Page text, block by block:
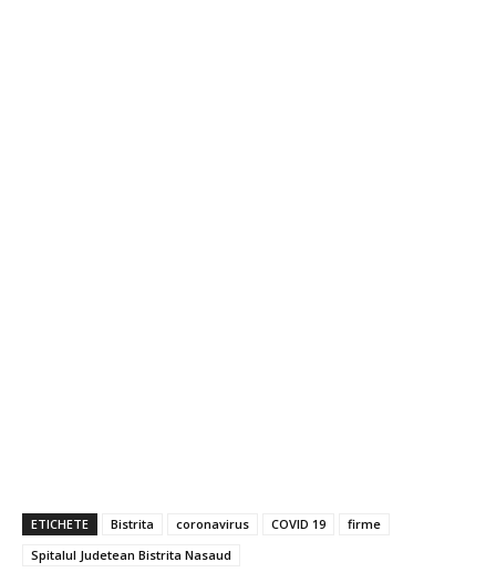
ETICHETE Bistrita coronavirus COVID 19
firme
Spitalul Judetean Bistrita Nasaud